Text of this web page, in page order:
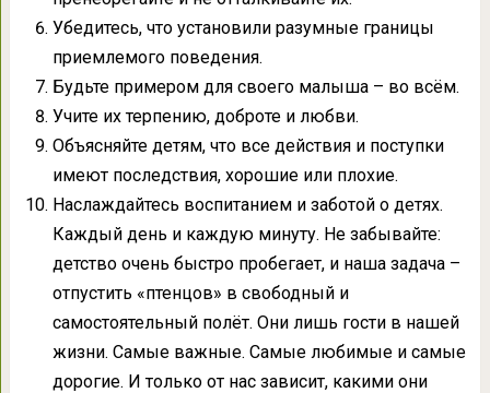
Убедитесь, что установили разумные границы
приемлемого поведения.
Будьте примером для своего малыша – во всём.
Учите их терпению, доброте и любви.
Объясняйте детям, что все действия и поступки
имеют последствия, хорошие или плохие.
Наслаждайтесь воспитанием и заботой о детях.
Каждый день и каждую минуту. Не забывайте:
детство очень быстро пробегает, и наша задача –
отпустить «птенцов» в свободный и
самостоятельный полёт. Они лишь гости в нашей
жизни. Самые важные. Самые любимые и самые
дорогие. И только от нас зависит, какими они